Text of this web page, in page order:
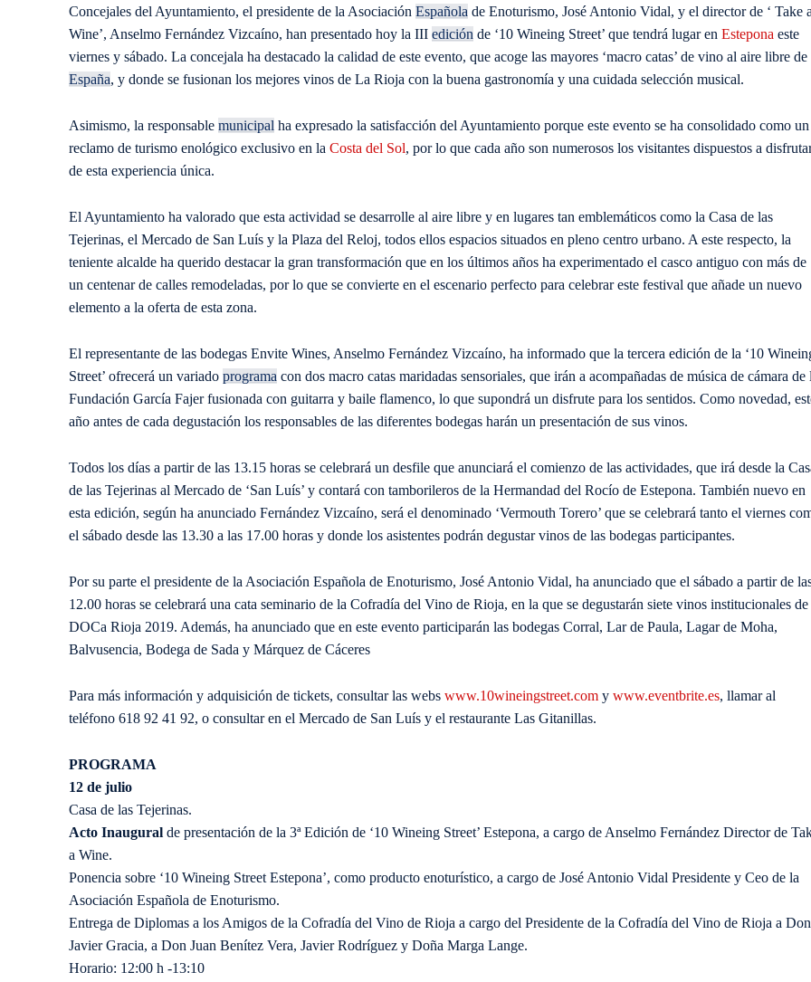
Concejales del Ayuntamiento, el presidente de la Asociación Española de Enoturismo, José Antonio Vidal, y el director de ‘ Take
Wine’, Anselmo Fernández Vizcaíno, han presentado hoy la III edición de ‘10 Wineing Street’ que tendrá lugar en Estepona este
viernes y sábado. La concejala ha destacado la calidad de este evento, que acoge las mayores ‘macro catas’ de vino al aire libre de
España, y donde se fusionan los mejores vinos de La Rioja con la buena gastronomía y una cuidada selección musical.
Asimismo, la responsable municipal ha expresado la satisfacción del Ayuntamiento porque este evento se ha consolidado como un
reclamo de turismo enológico exclusivo en la Costa del Sol, por lo que cada año son numerosos los visitantes dispuestos a
de esta experiencia única.
El Ayuntamiento ha valorado que esta actividad se desarrolle al aire libre y en lugares tan emblemáticos como la Casa de las
Tejerinas, el Mercado de San Luís y la Plaza del Reloj, todos ellos espacios situados en pleno centro urbano. A este respecto, la
teniente alcalde ha querido destacar la gran transformación que en los últimos años ha experimentado el casco antiguo con más de
un centenar de calles remodeladas, por lo que se convierte en el escenario perfecto para celebrar este festival que añade un nuevo
elemento a la oferta de esta zona.
El representante de las bodegas Envite Wines, Anselmo Fernández Vizcaíno, ha informado que la tercera edición de la ‘10
Street’ ofrecerá un variado programa con dos macro catas maridadas sensoriales, que irán a acompañadas de música de cámara de
Fundación García Fajer fusionada con guitarra y baile flamenco, lo que supondrá un disfrute para los sentidos. Como novedad,
año antes de cada degustación los responsables de las diferentes bodegas harán un presentación de sus vinos.
Todos los días a partir de las 13.15 horas se celebrará un desfile que anunciará el comienzo de las actividades, que irá desde la
de las Tejerinas al Mercado de ‘San Luís’ y contará con tamborileros de la Hermandad del Rocío de Estepona. También nuevo en
esta edición, según ha anunciado Fernández Vizcaíno, será el denominado ‘Vermouth Torero’ que se celebrará tanto el viernes
el sábado desde las 13.30 a las 17.00 horas y donde los asistentes podrán degustar vinos de las bodegas participantes.
Por su parte el presidente de la Asociación Española de Enoturismo, José Antonio Vidal, ha anunciado que el sábado a partir de
12.00 horas se celebrará una cata seminario de la Cofradía del Vino de Rioja, en la que se degustarán siete vinos institucionales
DOCa Rioja 2019. Además, ha anunciado que en este evento participarán las bodegas Corral, Lar de Paula, Lagar de Moha,
Balvusencia, Bodega de Sada y Márquez de Cáceres
Para más información y adquisición de tickets, consultar las webs www.10wineingstreet.com y www.eventbrite.es, llamar al
teléfono 618 92 41 92, o consultar en el Mercado de San Luís y el restaurante Las Gitanillas.
PROGRAMA
12 de julio
Casa de las Tejerinas.
Acto Inaugural de presentación de la 3ª Edición de ‘10 Wineing Street’ Estepona, a cargo de Anselmo Fernández Director de
a Wine.
Ponencia sobre ‘10 Wineing Street Estepona’, como producto enoturístico, a cargo de José Antonio Vidal Presidente y Ceo de la
Asociación Española de Enoturismo.
Entrega de Diplomas a los Amigos de la Cofradía del Vino de Rioja a cargo del Presidente de la Cofradía del Vino de Rioja a Don
Javier Gracia, a Don Juan Benítez Vera, Javier Rodríguez y Doña Marga Lange.
Horario: 12:00 h -13:10